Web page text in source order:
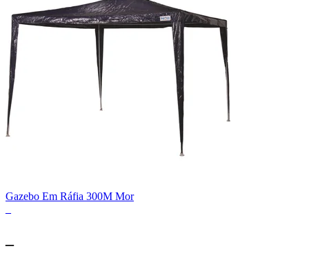
Gazebo Em Ráfia 300M Mor